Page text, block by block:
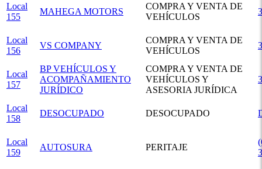
Local
155
MAHEGA MOTORS
COMPRA Y VENTA DE
VEHÍCULOS
Local
156
VS COMPANY
COMPRA Y VENTA DE
VEHÍCULOS
Local
157
BP VEHÍCULOS Y
ACOMPAÑAMIENTO
JURÍDICO
COMPRA Y VENTA DE
VEHÍCULOS Y
ASESORIA JURÍDICA
Local
158
DESOCUPADO DESOCUPADO
Local
159
AUTOSURA PERITAJE